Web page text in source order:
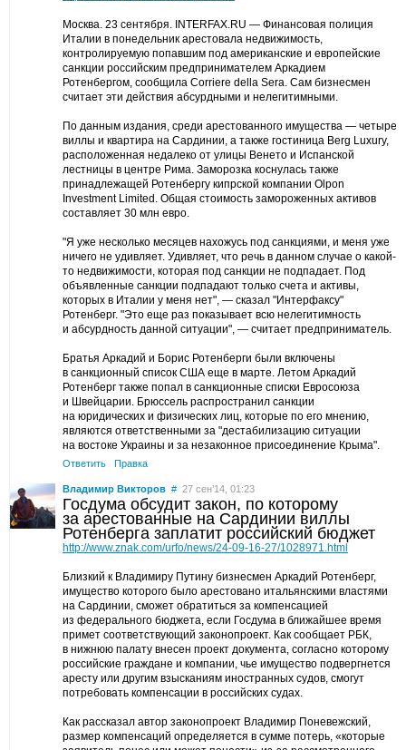
Москва. 23 сентября. INTERFAX.RU — Финансовая полиция
Италии в понедельник арестовала недвижимость,
контролируемую попавшим под американские и европейские
санкции российским предпринимателем Аркадием
Ротенбергом, сообщила Corriere della Sera. Сам бизнесмен
считает эти действия абсурдными и нелегитимными.
По данным издания, среди арестованного имущества — четыре
виллы и квартира на Сардинии, а также гостиница Berg Luxury,
расположенная недалеко от улицы Венето и Испанской
лестницы в центре Рима. Заморозка коснулась также
принадлежащей Ротенбергу кипрской компании Olpon
Investment Limited. Общая стоимость замороженных активов
составляет 30 млн евро.
"Я уже несколько месяцев нахожусь под санкциями, и меня уже
ничего не удивляет. Удивляет, что речь в данном случае о какой-
то недвижимости, которая под санкции не подпадает. Под
объявленные санкции подпадают только счета и активы,
которых в Италии у меня нет", — сказал "Интерфаксу"
Ротенберг. "Это еще раз показывает всю нелегитимность
и абсурдность данной ситуации", — считает предприниматель.
Братья Аркадий и Борис Ротенберги были включены
в санкционный список США еще в марте. Летом Аркадий
Ротенберг также попал в санкционные списки Евросоюза
и Швейцарии. Брюссель распространил санкции
на юридических и физических лиц, которые по его мнению,
являются ответственными за "дестабилизацию ситуации
на востоке Украины и за незаконное присоединение Крыма".
Ответить Правка
Владимир Викторов # 27 сен’14, 01:23
Госдума обсудит закон, по которому
за арестованные на Сардинии виллы
Ротенберга заплатит российский бюджет
http://www.znak.com/urfo/news/24-09-16-27/1028971.html
Близкий к Владимиру Путину бизнесмен Аркадий Ротенберг,
имущество которого было арестовано итальянскими властями
на Сардинии, сможет обратиться за компенсацией
из федерального бюджета, если Госдума в ближайшее время
примет соответствующий законопроект. Как сообщает РБК,
в нижнюю палату внесен проект документа, согласно которому
российские граждане и компании, чье имущество подвергнется
аресту или другим взысканиям иностранных судов, смогут
потребовать компенсации в российских судах.
Как рассказал автор законопроект Владимир Поневежский,
размер компенсаций определяется в сумме потерь, «которые